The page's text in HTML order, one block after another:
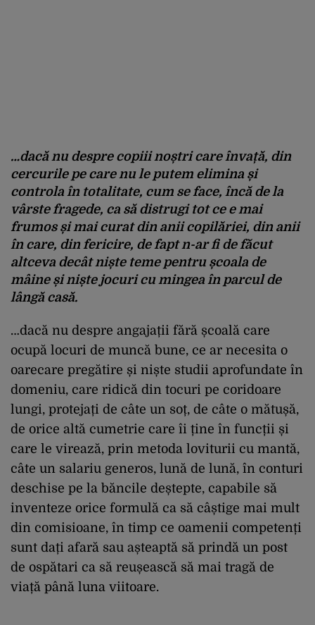
…dacă nu despre copiii noștri care învață, din
cercurile pe care nu le putem elimina și
controla în totalitate, cum se face, încă de la
vârste fragede, ca să distrugi tot ce e mai
frumos și mai curat din anii copilăriei, din anii
în care, din fericire, de fapt n-ar fi de făcut
altceva decât niște teme pentru școala de
mâine și niște jocuri cu mingea în parcul de
lângă casă.
…dacă nu despre angajații fără școală care
ocupă locuri de muncă bune, ce ar necesita o
oarecare pregătire și niște studii aprofundate în
domeniu, care ridică din tocuri pe coridoare
lungi, protejați de câte un soț, de câte o mătușă,
de orice altă cumetrie care îi ține în funcții și
care le virează, prin metoda loviturii cu mantă,
câte un salariu generos, lună de lună, în conturi
deschise pe la băncile deștepte, capabile să
inventeze orice formulă ca să câștige mai mult
din comisioane, în timp ce oamenii competenți
sunt dați afară sau așteaptă să prindă un post
de ospătari ca să reușească să mai tragă de
viață până luna viitoare.